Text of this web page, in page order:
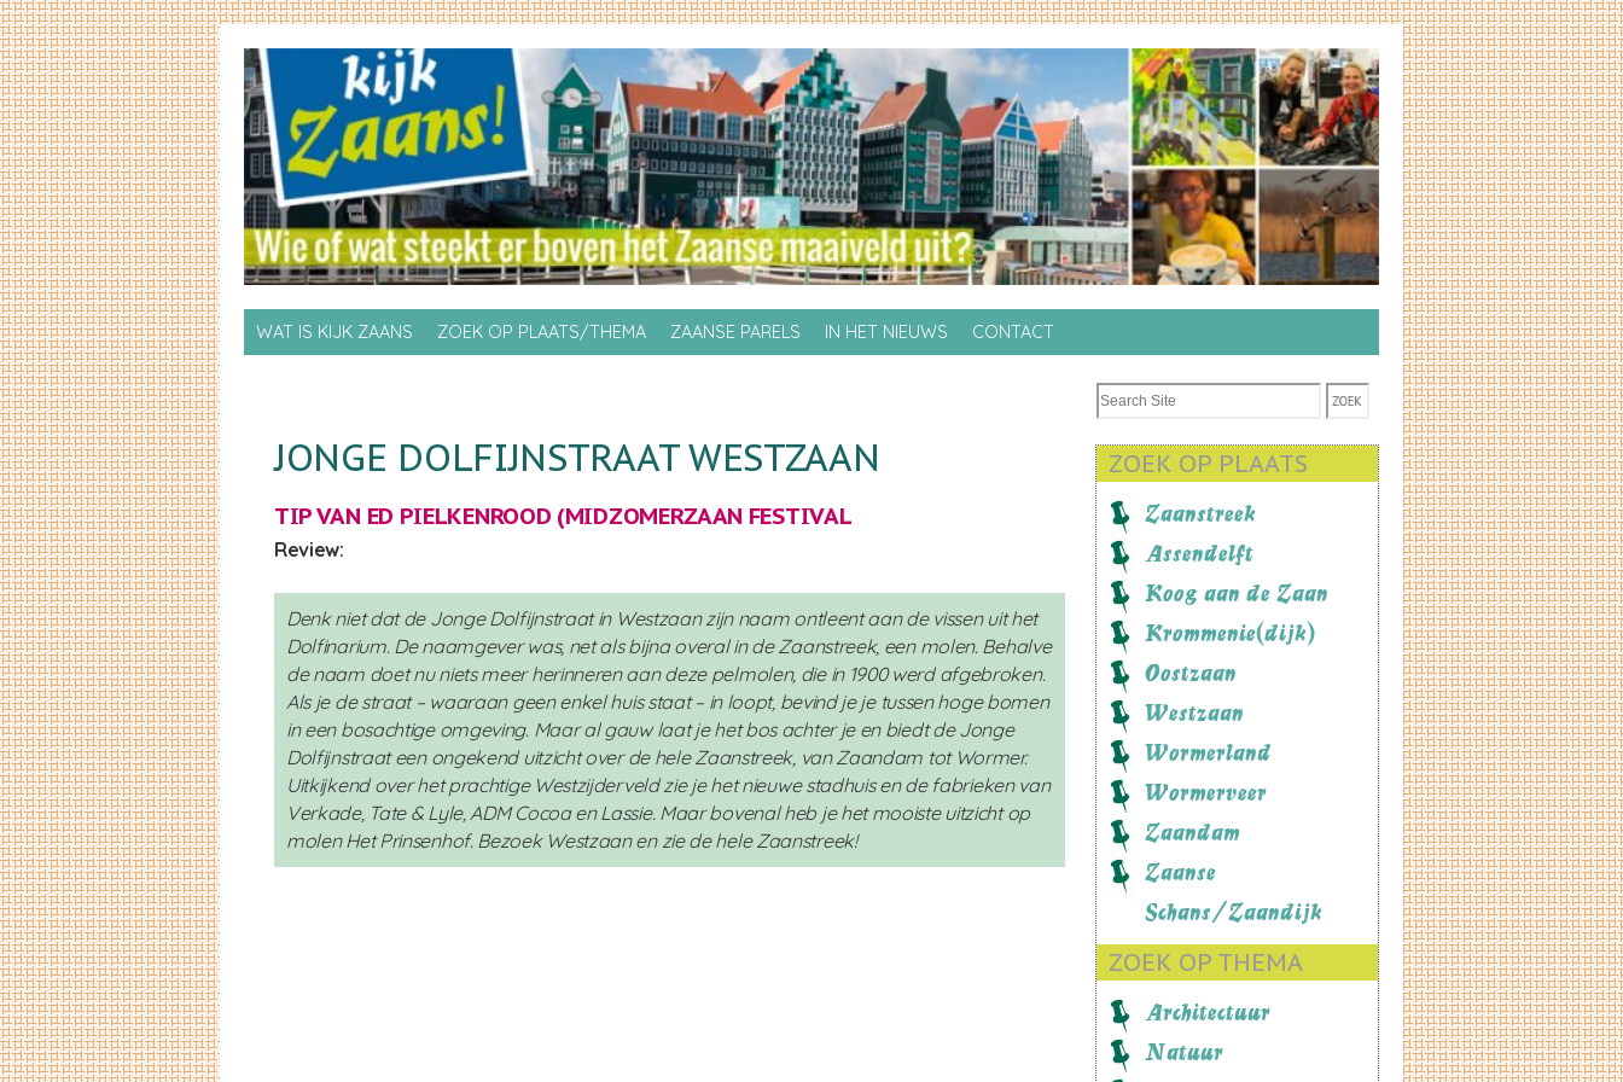
WAT IS KIJK ZAANS ZOEK OP PLAATS/THEMA ZAANSE PARELS IN HET NIEUWS CONTACT
JONGE DOLFIJNSTRAAT WESTZAAN
TIP VAN ED PIELKENROOD (MIDZOMERZAAN FESTIVAL
Review:
Denk niet dat de Jonge Dolfijnstraat in Westzaan zijn naam ontleent aan de vissen uit het
Dolfinarium. De naamgever was, net als bijna overal in de Zaanstreek, een molen. Behalve
de naam doet nu niets meer herinneren aan deze pelmolen, die in 1900 werd afgebroken.
Als je de straat – waaraan geen enkel huis staat – in loopt, bevind je je tussen hoge bomen
in een bosachtige omgeving. Maar al gauw laat je het bos achter je en biedt de Jonge
Dolfijnstraat een ongekend uitzicht over de hele Zaanstreek, van Zaandam tot Wormer.
Uitkijkend over het prachtige Westzijderveld zie je het nieuwe stadhuis en de fabrieken van
Verkade, Tate & Lyle, ADM Cocoa en Lassie. Maar bovenal heb je het mooiste uitzicht op
molen Het Prinsenhof. Bezoek Westzaan en zie de hele Zaanstreek!
ZOEK OP PLAATS
Zaanstreek
Assendelft
Koog aan de Zaan
Krommenie(dijk)
Oostzaan
Westzaan
Wormerland
Wormerveer
Zaandam
Zaanse
Schans/Zaandijk
ZOEK OP THEMA
Architectuur
Natuur